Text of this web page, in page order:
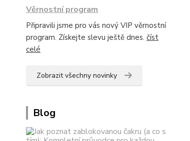
Věrnostní program
Připravili jsme pro vás nový VIP věrnostní
program. Získejte slevu ještě dnes. číst
celé
Zobrazit všechny novinky
Blog